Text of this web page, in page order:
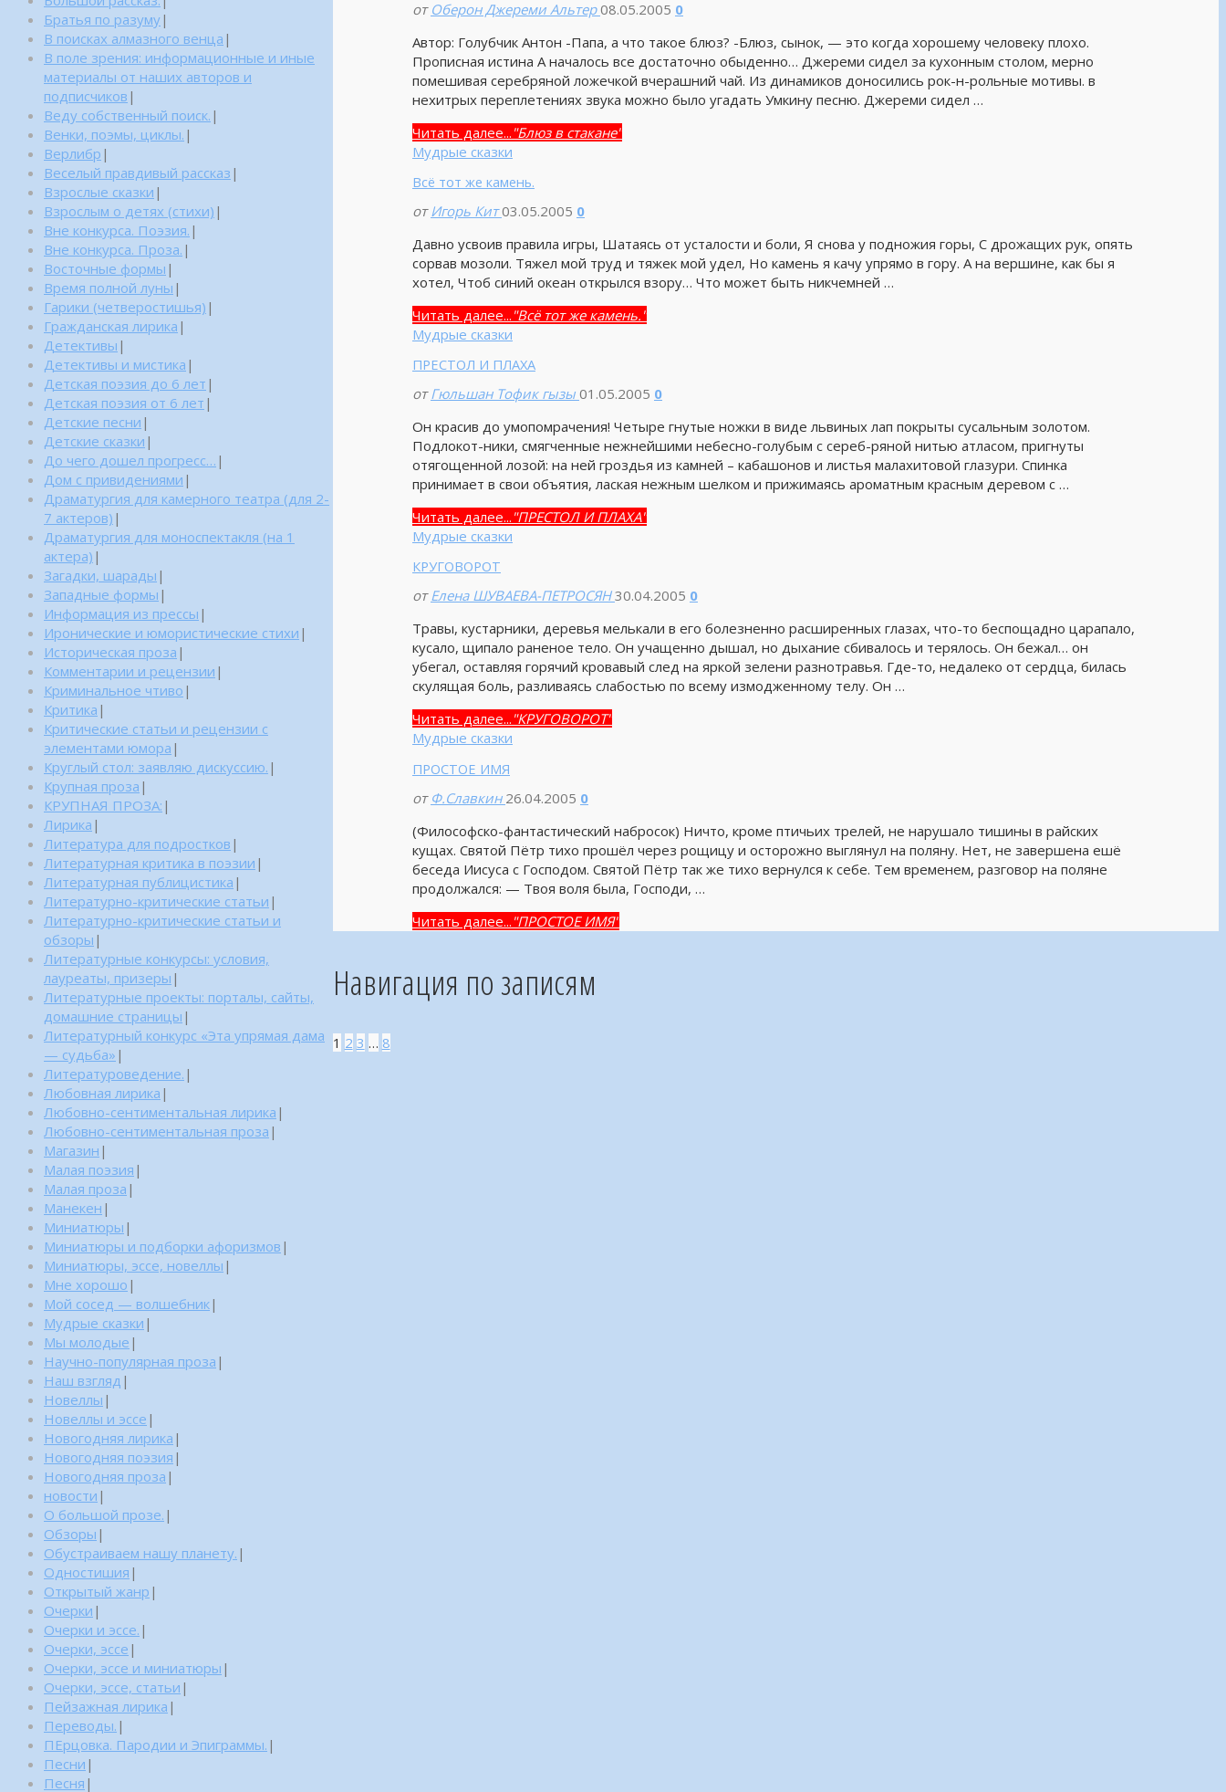
от Оберон Джереми Альтер 08.05.2005 0
Автор: Голубчик Антон -Папа, а что такое блюз? -Блюз, сынок, — это когда хорошему человеку плохо.
Прописная истина А началось все достаточно обыденно… Джереми сидел за кухонным столом, мерно
помешивая серебряной ложечкой вчерашний чай. Из динамиков доносились рок-н-рольные мотивы. в
нехитрых переплетениях звука можно было угадать Умкину песню. Джереми сидел …
Читать далее... "Блюз в стакане"
Мудрые сказки
Всё тот же камень.
от Игорь Кит 03.05.2005 0
Давно усвоив правила игры, Шатаясь от усталости и боли, Я снова у подножия горы, С дрожащих рук, опять
сорвав мозоли. Тяжел мой труд и тяжек мой удел, Но камень я качу упрямо в гору. А на вершине, как бы я
хотел, Чтоб синий океан открылся взору… Что может быть никчемней …
Читать далее... "Всё тот же камень."
Мудрые сказки
ПРЕСТОЛ И ПЛАХА
от Гюльшан Тофик гызы 01.05.2005 0
Он красив до умопомрачения! Четыре гнутые ножки в виде львиных лап покрыты сусальным золотом.
Подлокот-ники, смягченные нежнейшими небесно-голубым с сереб-ряной нитью атласом, пригнуты
отягощенной лозой: на ней гроздья из камней – кабашонов и листья малахитовой глазури. Спинка
принимает в свои объятия, лаская нежным шелком и прижимаясь ароматным красным деревом с …
Читать далее... "ПРЕСТОЛ И ПЛАХА"
Мудрые сказки
КРУГОВОРОТ
от Елена ШУВАЕВА-ПЕТРОСЯН 30.04.2005 0
Травы, кустарники, деревья мелькали в его болезненно расширенных глазах, что-то беспощадно царапало,
кусало, щипало раненое тело. Он учащенно дышал, но дыхание сбивалось и терялось. Он бежал… он
убегал, оставляя горячий кровавый след на яркой зелени разнотравья. Где-то, недалеко от сердца, билась
скулящая боль, разливаясь слабостью по всему измодженному телу. Он …
Читать далее... "КРУГОВОРОТ"
Мудрые сказки
ПРОСТОЕ ИМЯ
от Ф.Славкин 26.04.2005 0
(Философско-фантастический набросок) Ничто, кроме птичьих трелей, не нарушало тишины в райских
кущах. Святой Пётр тихо прошёл через рощицу и осторожно выглянул на поляну. Нет, не завершена ешё
беседа Иисуса с Господом. Святой Пётр так же тихо вернулся к себе. Тем временем, разговор на поляне
продолжался: — Твоя воля была, Господи, …
Читать далее... "ПРОСТОЕ ИМЯ"
Навигация по записям
1 2 3 … 8
Братья по разуму|
В поисках алмазного венца |
В поле зрения: информационные и иные
материалы от наших авторов и
подписчиков |
Веду собственный поиск. |
Венки, поэмы, циклы. |
Верлибр |
Веселый правдивый рассказ |
Взрослые сказки |
Взрослым о детях (стихи) |
Вне конкурса. Поэзия. |
Вне конкурса. Проза. |
Восточные формы |
Время полной луны |
Гарики (четверостишья) |
Гражданская лирика |
Детективы |
Детективы и мистика |
Детская поэзия до 6 лет |
Детская поэзия от 6 лет |
Детские песни |
Детские сказки |
До чего дошел прогресс… |
Дом с привидениями |
Драматургия для камерного театра (для 2-
7 актеров) |
Драматургия для моноспектакля (на 1
актера) |
Загадки, шарады |
Западные формы |
Информация из прессы |
Иронические и юмористические стихи |
Историческая проза |
Комментарии и рецензии |
Криминальное чтиво |
Критика |
Критические статьи и рецензии с
элементами юмора |
Круглый стол: заявляю дискуссию. |
Крупная проза |
КРУПНАЯ ПРОЗА: |
Лирика |
Литература для подростков |
Литературная критика в поэзии |
Литературная публицистика |
Литературно-критические статьи |
Литературно-критические статьи и
обзоры |
Литературные конкурсы: условия,
лауреаты, призеры |
Литературные проекты: порталы, сайты,
домашние страницы |
Литературный конкурс «Эта упрямая дама
— судьба» |
Литературоведение. |
Любовная лирика |
Любовно-сентиментальная лирика |
Любовно-сентиментальная проза |
Магазин |
Малая поэзия |
Малая проза |
Манекен |
Миниатюры |
Миниатюры и подборки афоризмов |
Миниатюры, эссе, новеллы |
Мне хорошо |
Мой сосед — волшебник|
Мудрые сказки |
Мы молодые |
Научно-популярная проза |
Наш взгляд |
Новеллы |
Новеллы и эссе |
Новогодняя лирика |
Новогодняя поэзия |
Новогодняя проза |
новости |
О большой прозе. |
Обзоры |
Обустраиваем нашу планету. |
Одностишия |
Открытый жанр |
Очерки |
Очерки и эссе. |
Очерки, эссе |
Очерки, эссе и миниатюры |
Очерки, эссе, статьи |
Пейзажная лирика |
Переводы. |
ПЕрцовка. Пародии и Эпиграммы. |
Песни |
Песня |